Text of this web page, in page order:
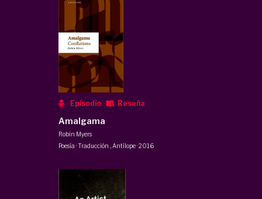
Episodio Reseña
Amalgama
Robin Myers
Poesía · Traducción
Antílope·2016